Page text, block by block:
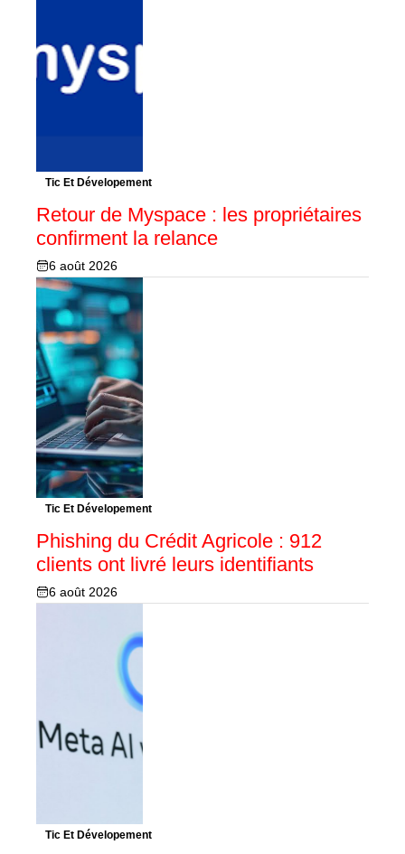
Tic Et Dévelopement
Retour de Myspace : les propriétaires
confirment la relance
6 août 2026
Tic Et Dévelopement
Phishing du Crédit Agricole : 912
clients ont livré leurs identifiants
6 août 2026
Tic Et Dévelopement